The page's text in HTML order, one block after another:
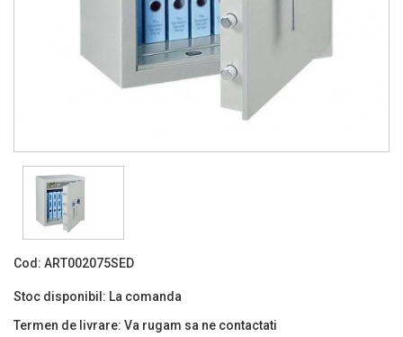
Cod: ART002075SED
Stoc disponibil: La comanda
Termen de livrare: Va rugam sa ne contactati